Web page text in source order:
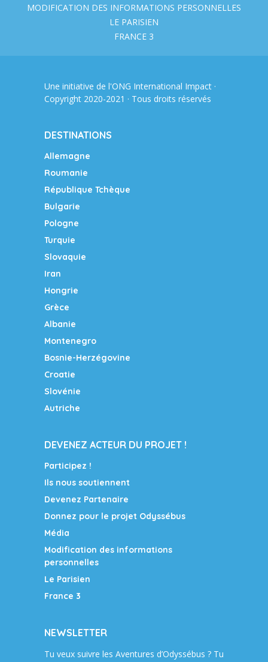
MODIFICATION DES INFORMATIONS PERSONNELLES
LE PARISIEN
FRANCE 3
Une initiative de l'ONG International Impact ·
Copyright 2020-2021 · Tous droits réservés
DESTINATIONS
Allemagne
Roumanie
République Tchèque
Bulgarie
Pologne
Turquie
Slovaquie
Iran
Hongrie
Grèce
Albanie
Montenegro
Bosnie-Herzégovine
Croatie
Slovénie
Autriche
DEVENEZ ACTEUR DU PROJET !
Participez !
Ils nous soutiennent
Devenez Partenaire
Donnez pour le projet Odyssébus
Média
Modification des informations
personnelles
Le Parisien
France 3
NEWSLETTER
Tu veux suivre les Aventures d’Odyssébus ? Tu